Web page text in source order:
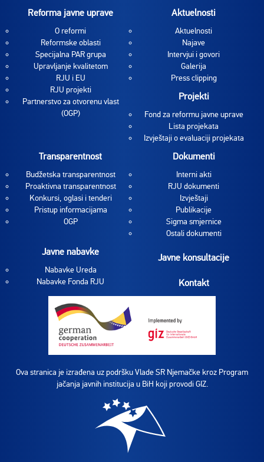
Reforma javne uprave
O reformi
Reformske oblasti
Specijalna PAR grupa
Upravljanje kvalitetom
RJU i EU
RJU projekti
Partnerstvo za otvorenu vlast
(OGP)
Aktuelnosti
Aktuelnosti
Najave
Intervjui i govori
Galerija
Press clipping
Projekti
Fond za reformu javne uprave
Lista projekata
Izvještaji o evaluaciji projekata
Transparentnost
Budžetska transparentnost
Proaktivna transparentnost
Konkursi, oglasi i tenderi
Pristup informacijama
OGP
Dokumenti
Interni akti
RJU dokumenti
Izvještaji
Publikacije
Sigma smjernice
Ostali dokumenti
Javne nabavke
Nabavke Ureda
Nabavke Fonda RJU
Javne konsultacije
Kontakt
Ova stranica je izrađena uz podršku Vlade SR Njemačke kroz Program
jačanja javnih institucija u BiH koji provodi GIZ.